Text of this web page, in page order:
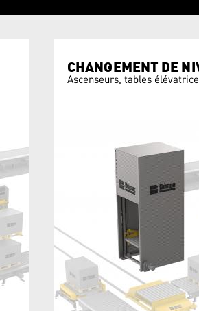
CHANGEMENT DE
Ascenseurs, tables